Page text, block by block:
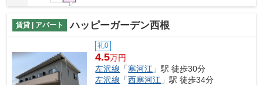
賃貸 | アパート ハッピーガーデン西根
礼0
4.5万円
左沢線 「寒河江 」駅 徒歩30分
左沢線 「西寒河江 」駅 徒歩34分